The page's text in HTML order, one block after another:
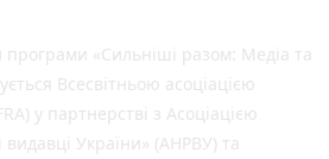
програми «Сильніші разом: Медіа та
Всесвітньою асоціацією
у партнерстві з Асоціацією
видавці України» (АНРВУ) та